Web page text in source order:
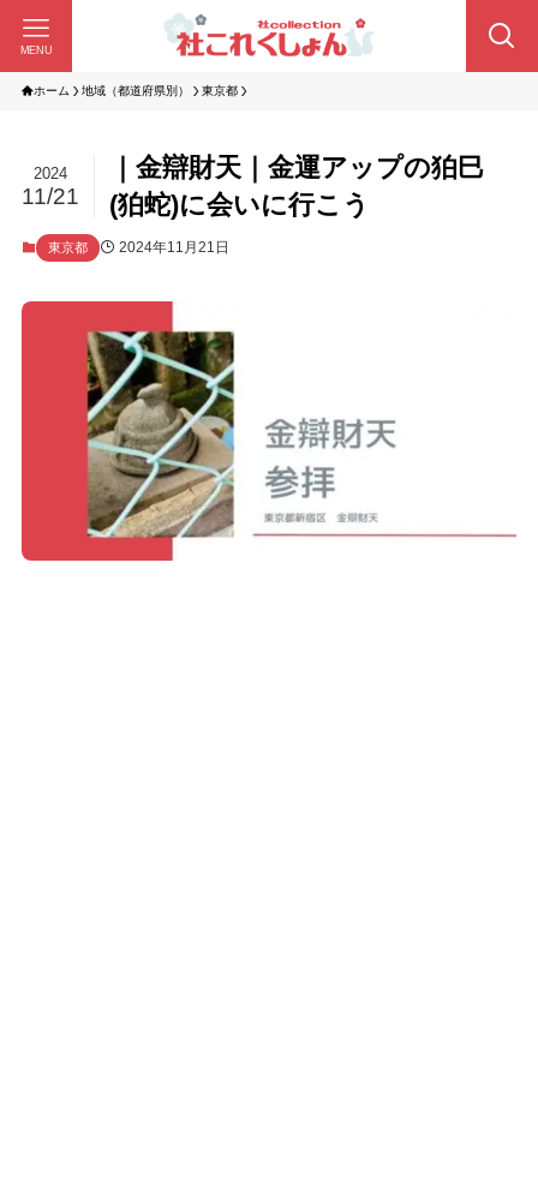
MENU
ホーム 地域（都道府県別） 東京都
｜金辯財天｜金運アップの狛巳
(狛蛇)に会いに行こう
2024
11/21
東京都 2024年11月21日